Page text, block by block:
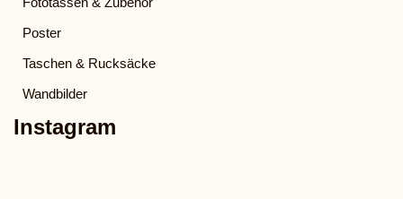
Poster
Taschen & Rucksäcke
Wandbilder
Instagram